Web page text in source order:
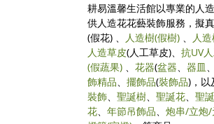
耕易溫馨生活館以專業的人
供人造花花藝裝飾服務，擬真
(假花) 、 人造樹(假樹) 、 人
人造草皮(人工草皮)、抗UV
(假蔬果) 、花器(盆器、器皿
飾精品、擺飾品(裝飾品)，以
裝飾、聖誕樹、聖誕花、聖
花、年節吊飾品、炮串/立炮/